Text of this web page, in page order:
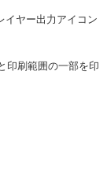
イヤー出力アイコン
印刷範囲の一部を印